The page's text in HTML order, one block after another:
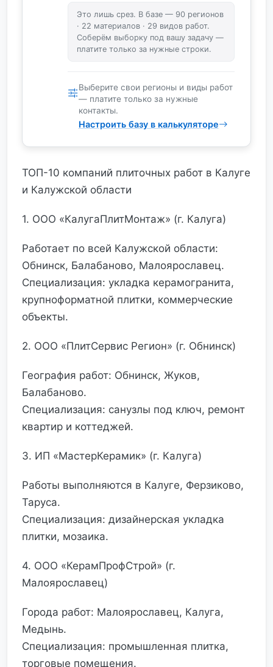
Это лишь срез. В базе — 90 регионов
· 22 материалов · 29 видов работ.
Соберём выборку под вашу задачу —
платите только за нужные строки.
Выберите свои регионы и виды работ
— платите только за нужные
контакты.
Настроить базу в калькуляторе
ТОП-10 компаний плиточных работ в Калуге
и Калужской области
1. ООО «КалугаПлитМонтаж» (г. Калуга)
Работает по всей Калужской области:
Обнинск, Балабаново, Малоярославец.
Специализация: укладка керамогранита,
крупноформатной плитки, коммерческие
объекты.
2. ООО «ПлитСервис Регион» (г. Обнинск)
География работ: Обнинск, Жуков,
Балабаново.
Специализация: санузлы под ключ, ремонт
квартир и коттеджей.
3. ИП «МастерКерамик» (г. Калуга)
Работы выполняются в Калуге, Ферзиково,
Таруса.
Специализация: дизайнерская укладка
плитки, мозаика.
4. ООО «КерамПрофСтрой» (г.
Малоярославец)
Города работ: Малоярославец, Калуга,
Медынь.
Специализация: промышленная плитка,
торговые помещения.